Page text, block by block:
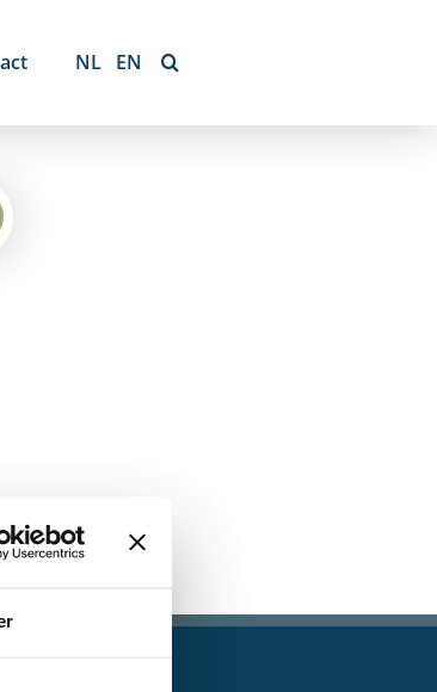
NL EN